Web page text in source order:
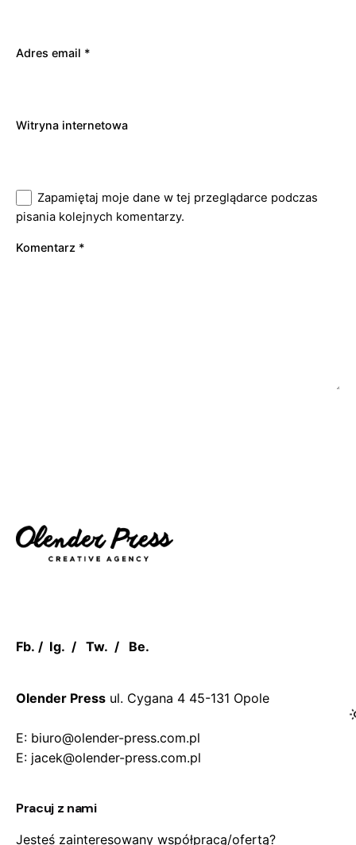
Adres email *
Witryna internetowa
Zapamiętaj moje dane w tej przeglądarce podczas
pisania kolejnych komentarzy.
Komentarz *
Fb. / Ig. / Tw. / Be.
Olender Press ul. Cygana 4 45-131 Opole
E: biuro@olender-press.com.pl
E: jacek@olender-press.com.pl
Pracuj z nami
Jesteś zainteresowany współpracą/ofertą?